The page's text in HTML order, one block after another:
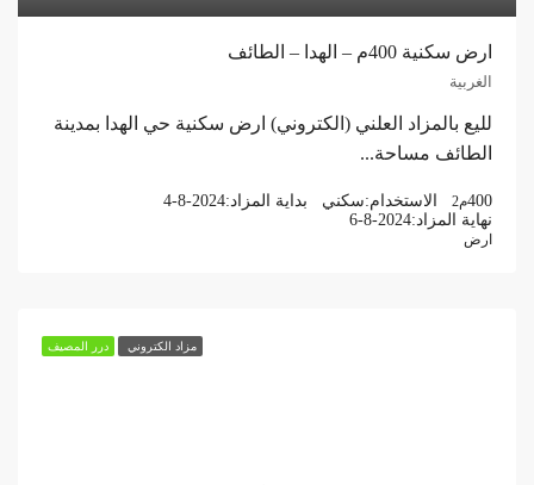
ارض سكنية 400م – الهدا – الطائف
الغربية
لليع بالمزاد العلني (الكتروني) ارض سكنية حي الهدا بمدينة
الطائف مساحة...
400م2 الاستخدام:سكني بداية المزاد:4-8-2024
نهاية المزاد:6-8-2024
ارض
مزاد الكتروني درر المصيف